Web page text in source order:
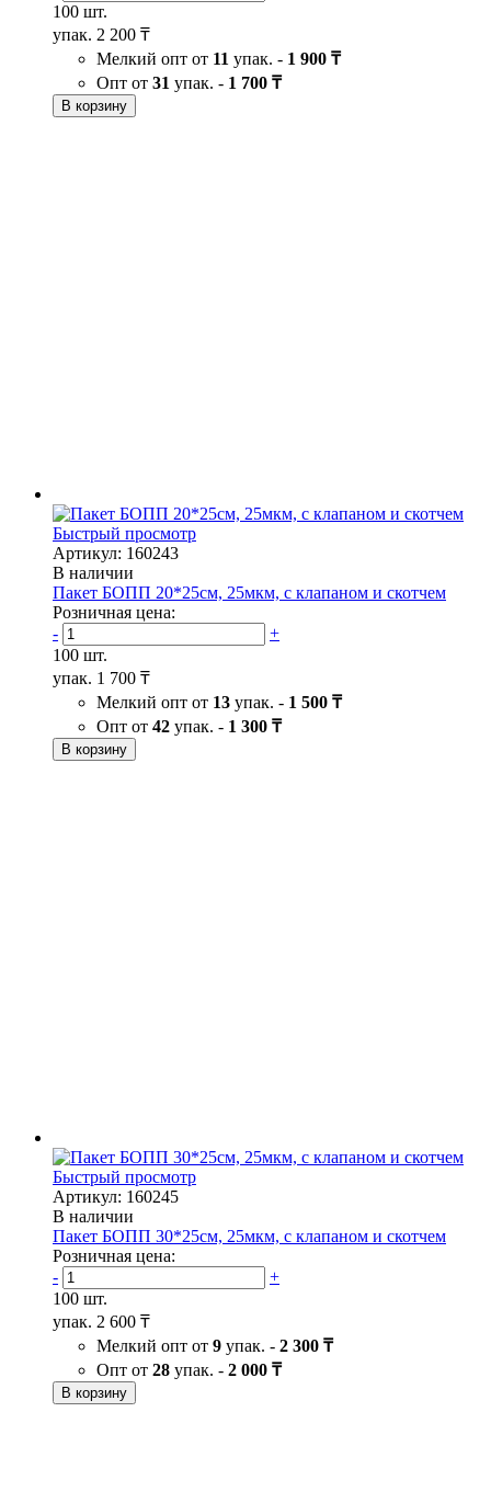
100 шт.
упак. 2 200 ₸
Мелкий опт от 11 упак. - 1 900 ₸
Опт от 31 упак. - 1 700 ₸
В корзину
Быстрый просмотр
Артикул: 160243
В наличии
Пакет БОПП 20*25см, 25мкм, с клапаном и скотчем
Розничная цена:
-
+
100 шт.
упак. 1 700 ₸
Мелкий опт от 13 упак. - 1 500 ₸
Опт от 42 упак. - 1 300 ₸
В корзину
Быстрый просмотр
Артикул: 160245
В наличии
Пакет БОПП 30*25см, 25мкм, с клапаном и скотчем
Розничная цена:
-
+
100 шт.
упак. 2 600 ₸
Мелкий опт от 9 упак. - 2 300 ₸
Опт от 28 упак. - 2 000 ₸
В корзину